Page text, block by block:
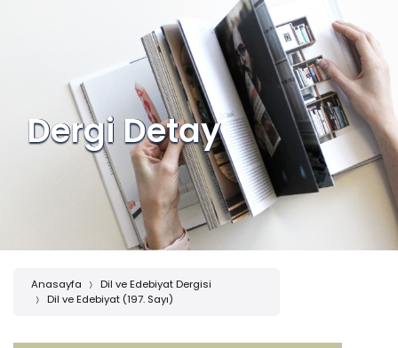
Dergi Detay
Anasayfa
Dil ve Edebiyat Dergisi
Dil ve Edebiyat (197. Sayı)